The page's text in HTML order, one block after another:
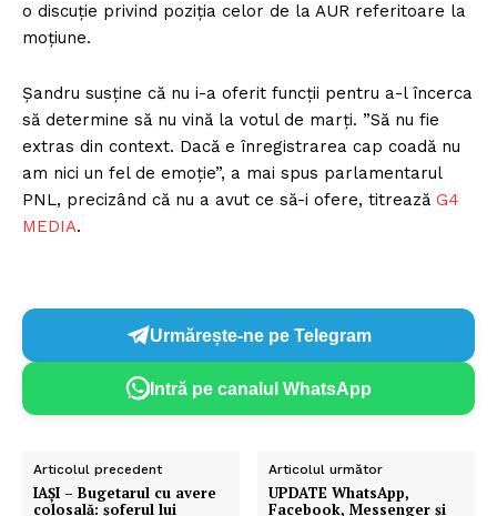
o discuție privind poziția celor de la AUR referitoare la
moțiune.
Șandru susține că nu i-a oferit funcții pentru a-l încerca
să determine să nu vină la votul de marți. ”Să nu fie
extras din context. Dacă e înregistrarea cap coadă nu
am nici un fel de emoție”, a mai spus parlamentarul
PNL, precizând că nu a avut ce să-i ofere, titrează G4
MEDIA.
Urmărește-ne pe Telegram
Intră pe canalul WhatsApp
Articolul precedent
IAȘI – Bugetarul cu avere
colosală: șoferul lui
Articolul următor
UPDATE WhatsApp,
Facebook, Messenger și